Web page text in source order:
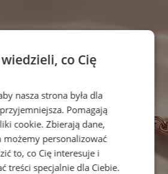
co Cię
nasza strona była dla
Pomagają
cookie. Zbierają dane,
personalizować
to, co Cię interesuje i
treści specjalnie dla Ciebie.